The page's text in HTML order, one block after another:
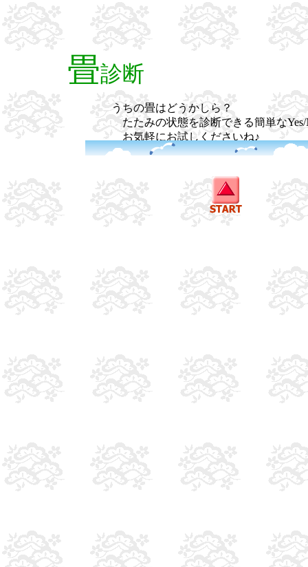
畳診断
うちの畳はどうかしら？
たたみの状態を診断できる簡単な
お気軽にお試しくださいね♪